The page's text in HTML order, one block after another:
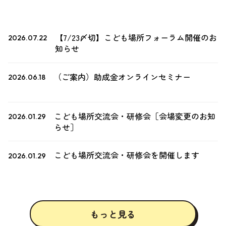
2026.07.22
【7/23〆切】こども場所フォーラム開催のお
知らせ
2026.06.18 （ご案内）助成金オンラインセミナー
2026.01.29
こども場所交流会・研修会［会場変更のお知
らせ］
2026.01.29 こども場所交流会・研修会を開催します
もっと 見る